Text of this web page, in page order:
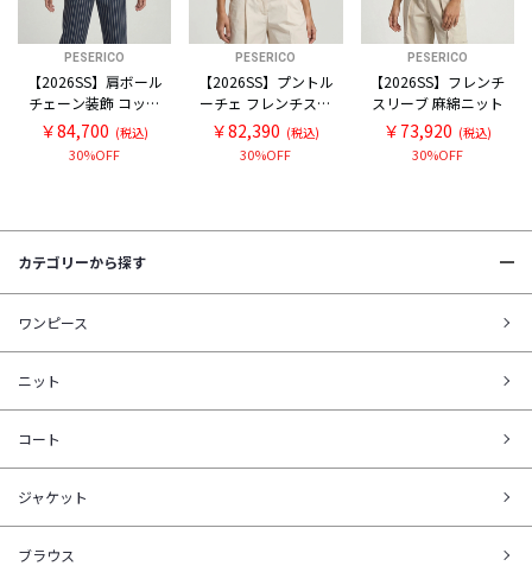
PESERICO
【2026SS】肩ボール
チェーン装飾 コット
ン フレンチスリーブ
ニット
￥84,700 (税込)
30%OFF
PESERICO
【2026SS】プントル
ーチェ フレンチスリ
ーブ スキッパー麻綿
ニット
￥82,390 (税込)
30%OFF
PESERICO
【2026SS】フレンチ
スリーブ 麻綿ニット
￥73,920 (税込)
30%OFF
カテゴリーから探す
ワンピース
ニット
コート
ジャケット
ブラウス